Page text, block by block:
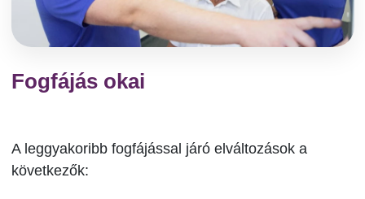
Fogfájás okai
A leggyakoribb fogfájással járó elváltozások a
következők: